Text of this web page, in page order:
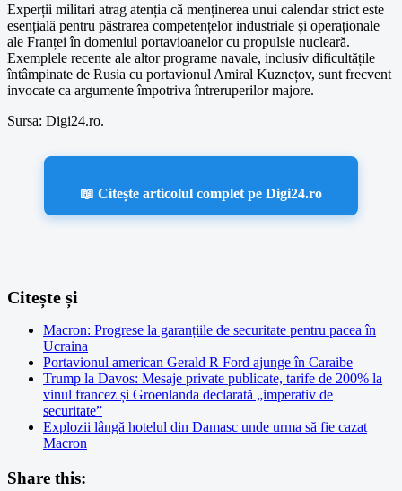
Experții militari atrag atenția că menținerea unui calendar strict este
esențială pentru păstrarea competențelor industriale și operaționale
ale Franței în domeniul portavioanelor cu propulsie nucleară.
Exemplele recente ale altor programe navale, inclusiv dificultățile
întâmpinate de Rusia cu portavionul Amiral Kuznețov, sunt frecvent
invocate ca argumente împotriva întreruperilor majore.
Sursa: Digi24.ro.
📖 Citește articolul complet pe Digi24.ro
Citește și
Macron: Progrese la garanțiile de securitate pentru pacea în
Ucraina
Portavionul american Gerald R Ford ajunge în Caraibe
Trump la Davos: Mesaje private publicate, tarife de 200% la
vinul francez și Groenlanda declarată „imperativ de
securitate”
Explozii lângă hotelul din Damasc unde urma să fie cazat
Macron
Share this: